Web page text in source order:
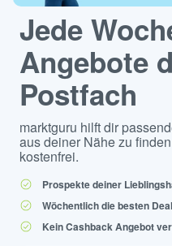
Jede
Angebote
Postfach
marktguru hilft dir
aus deiner Nähe zu
kostenfrei.
Prospekte deiner
Wöchentlich die besten
Kein Cashback Angebot